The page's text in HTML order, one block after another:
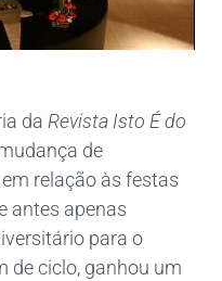
da Revista Isto É do
de
relação às festas
antes apenas
para o
de ciclo, ganhou um